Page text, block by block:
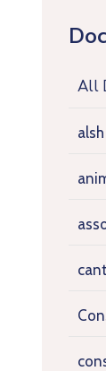
All
alsh